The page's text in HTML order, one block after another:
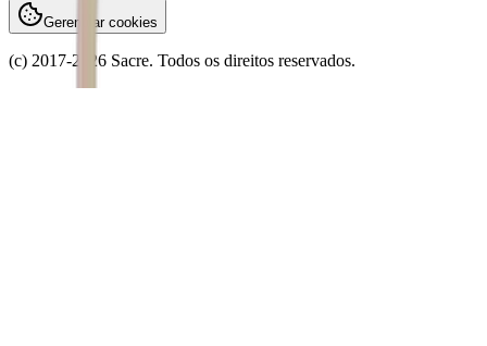
Gerenciar cookies
(c) 2017-2026 Sacre. Todos os direitos reservados.